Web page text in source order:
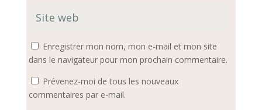
Enregistrer mon nom, mon e-mail et mon site
dans le navigateur pour mon prochain commentaire.
Prévenez-moi de tous les nouveaux
commentaires par e-mail.